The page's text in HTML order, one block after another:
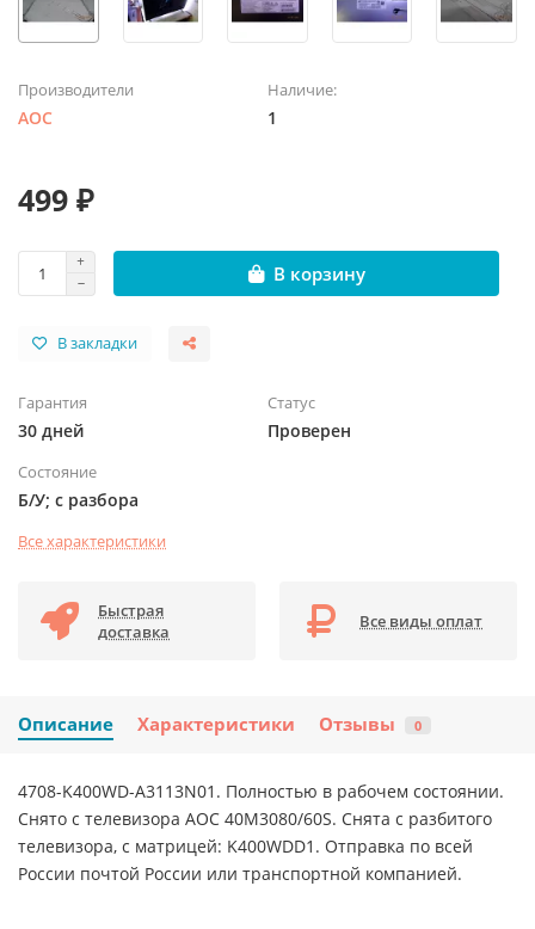
Производители
AOC
Наличие:
1
499 ₽
В корзину
В закладки
Гарантия
30 дней
Статус
Проверен
Состояние
Б/У; с разбора
Все характеристики
Быстрая
доставка
Все виды оплат
Описание Характеристики Отзывы 0
4708-K400WD-A3113N01. Полностью в рабочем состоянии.
Снято с телевизора AOC 40M3080/60S. Снята с разбитого
телевизора, с матрицей: K400WDD1. Отправка по всей
России почтой России или транспортной компанией.